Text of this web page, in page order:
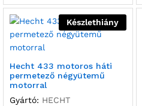
Készlethiány
Hecht 433 motoros háti
permetező négyütemű
motorral
Gyártó: HECHT